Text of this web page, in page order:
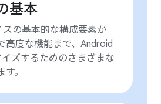
基本
の基本的な構成要素か
高度な機能まで、Android
ズするためのさまざまな
。